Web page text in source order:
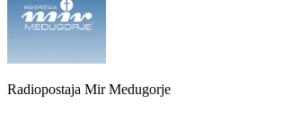
Radiopostaja Mir Medugorje